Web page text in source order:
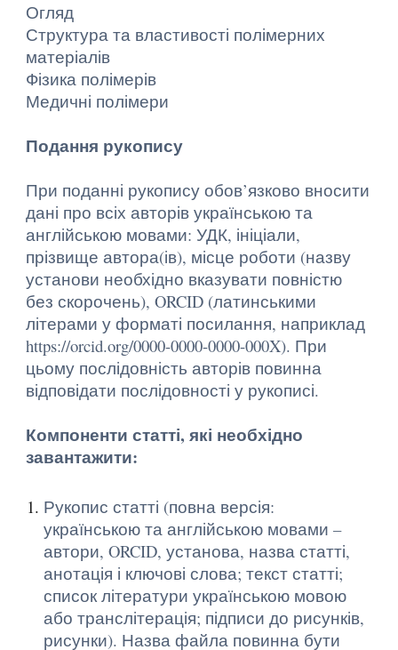
Огляд
Структура та властивості полімерних
матеріалів
Фізика полімерів
Медичні полімери
Подання рукопису
При поданні рукопису обов’язково вносити
дані про всіх авторів українською та
англійською мовами: УДК, ініціали,
прізвище автора(ів), місце роботи (назву
установи необхідно вказувати повністю
без скорочень), ORCID (латинськими
літерами у форматі посилання, наприклад
https://orcid.org/0000-0000-0000-000X). При
цьому послідовність авторів повинна
відповідати послідовності у рукописі.
Компоненти статті, які необхідно
завантажити:
Рукопис статті (повна версія:
українською та англійською мовами –
автори, ORCID, установа, назва статті,
анотація і ключові слова; текст статті;
список літератури українською мовою
або транслітерація; підписи до рисунків,
рисунки). Назва файла повинна бути